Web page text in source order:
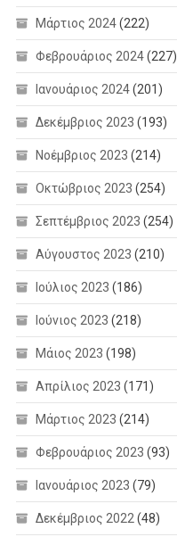
Μάρτιος 2024(222)
Φεβρουάριος 2024(227)
Ιανουάριος 2024(201)
Δεκέμβριος 2023 (193)
Νοέμβριος 2023 (214)
Οκτώβριος 2023 (254)
Σεπτέμβριος 2023 (254)
Αύγουστος 2023 (210)
Ιούλιος 2023 (186)
Ιούνιος 2023 (218)
Μάιος 2023 (198)
Απρίλιος 2023 (171)
Μάρτιος 2023 (214)
Φεβρουάριος 2023 (93)
Ιανουάριος 2023 (79)
Δεκέμβριος 2022 (48)